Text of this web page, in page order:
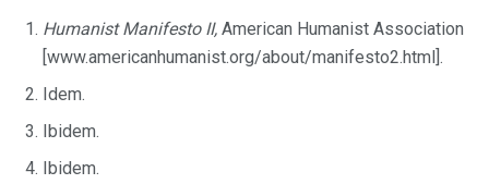
Humanist Manifesto II, American Humanist Association
[www.americanhumanist.org/about/manifesto2.html].
Idem.
Ibidem.
Ibidem.